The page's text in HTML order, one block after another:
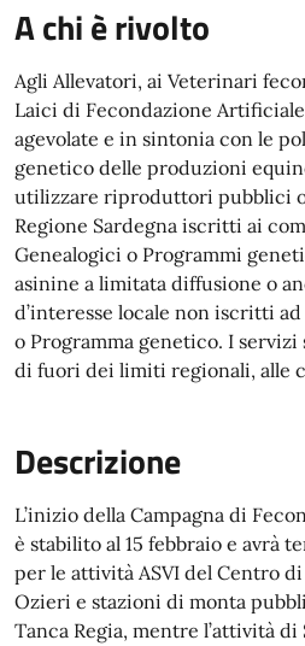
A chi è rivolto
Agli Allevatori, ai Veterinari
Laici di Fecondazione
agevolate e in sintonia con le
genetico delle produzioni
utilizzare riproduttori pubblici
Regione Sardegna iscritti ai
Genealogici o Programmi
asinine a limitata diffusione o
d’interesse locale non iscritti
o Programma genetico. I
di fuori dei limiti regionali, alle
Descrizione
L’inizio della Campagna di
è stabilito al 15 febbraio e avrà
per le attività ASVI del Centro
Ozieri e stazioni di monta
Tanca Regia, mentre l’attività